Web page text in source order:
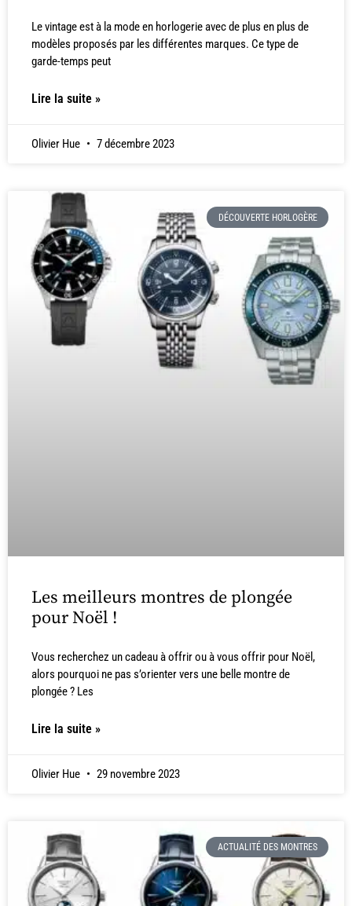
Le vintage est à la mode en horlogerie avec de plus en plus de
modèles proposés par les différentes marques. Ce type de
garde-temps peut
Lire la suite »
Olivier Hue 7 décembre 2023
DÉCOUVERTE HORLOGÈRE
Les meilleurs montres de plongée
pour Noël !
Vous recherchez un cadeau à offrir ou à vous offrir pour Noël,
alors pourquoi ne pas s’orienter vers une belle montre de
plongée ? Les
Lire la suite »
Olivier Hue 29 novembre 2023
ACTUALITÉ DES MONTRES